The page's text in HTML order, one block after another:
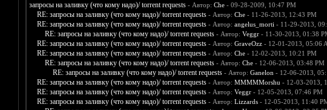
запросы на заливку (что кому надо)/ torrent requests - Автор: Che- 09-28-2009, 10:47 PM
RE: запросы на заливку (что кому надо)/ torrent requests - Автор: Che- 11-26-2013, 12:43 PM
RE: запросы на заливку (что кому надо)/ torrent requests - Автор: angelus_morti - 11-29-2013,
RE: запросы на заливку (что кому надо)/ torrent requests - Автор: Veggr- 11-30-2013, 01:38
RE: запросы на заливку (что кому надо)/ torrent requests - Автор: GraveOzz- 12-01-2013, 05:06
RE: запросы на заливку (что кому надо)/ torrent requests - Автор: Che- 12-02-2013, 10:21 PM
RE: запросы на заливку (что кому надо)/ torrent requests - Автор: Che- 12-06-2013, 03:48 PM
RE: запросы на заливку (что кому надо)/ torrent requests - Автор: Ganelon - 12-06-2013,
RE: запросы на заливку (что кому надо)/ torrent requests - Автор: MMMMMorshu - 12-03-2013,
RE: запросы на заливку (что кому надо)/ torrent requests - Автор: Veggr- 12-05-2013, 07:46 PM
RE: запросы на заливку (что кому надо)/ torrent requests - Автор: Lizzards- 12-05-2013, 11:40